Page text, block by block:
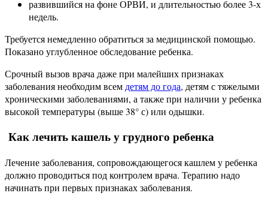
развившийся на фоне ОРВИ, и длительностью более 3-х
недель.
Требуется немедленно обратиться за медицинской помощью.
Показано углубленное обследование ребенка.
Срочный вызов врача даже при малейших признаках
заболевания необходим всем детям до года, детям с тяжелыми
хроническими заболеваниями, а также при наличии у ребенка
высокой температуры (выше 38° с) или одышки.
Как лечить кашель у грудного ребенка
Лечение заболевания, сопровождающегося кашлем у ребенка
должно проводиться под контролем врача. Терапию надо
начинать при первых признаках заболевания.